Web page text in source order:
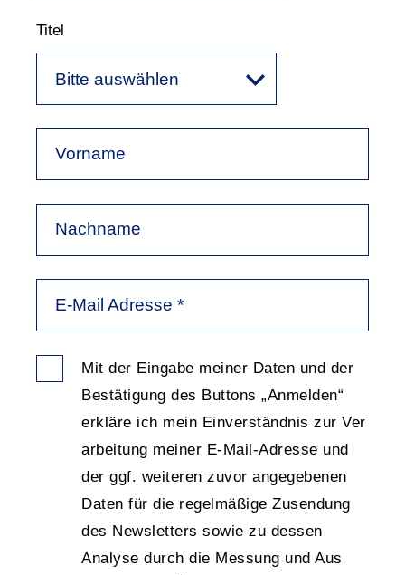
Titel
Bitte auswählen
Vorname
Nachname
E-Mail Adresse *
Mit der Eingabe meiner Daten und der
Bestätigung des Buttons „Anmelden“
erkläre ich mein Einverständnis zur Ver
arbeitung meiner E-Mail-Adresse und
der ggf. weiteren zuvor angegebenen
Daten für die regelmäßige Zusendung
des Newsletters sowie zu dessen
Analyse durch die Messung und Aus